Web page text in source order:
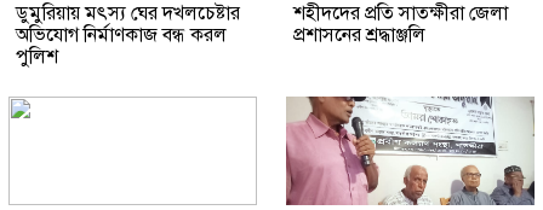
ডুমুরিয়ায় মৎস্য ঘের দখলচেষ্টার
অভিযোগ নির্মাণকাজ বন্ধ করল
পুলিশ
শহীদদের প্রতি সাতক্ষীরা জেলা
প্রশাসনের শ্রদ্ধাঞ্জলি